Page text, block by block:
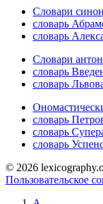
Словари
словарь
словарь
Словари
словарь
словарь
словарь
словарь
словарь
© 2026
Пользовательское